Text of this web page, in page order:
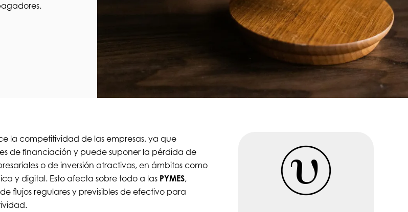
la competitividad de las empresas, ya que
de financiación y puede suponer la pérdida de
o de inversión atractivas, en ámbitos como
y digital. Esto afecta sobre todo a las PYMES,
flujos regulares y previsibles de efectivo para